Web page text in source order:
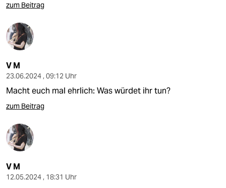
zum Beitrag
V M
23.06.2024 , 09:12 Uhr
Macht euch mal ehrlich: Was würdet ihr tun?
zum Beitrag
V M
12.05.2024 , 18:31 Uhr